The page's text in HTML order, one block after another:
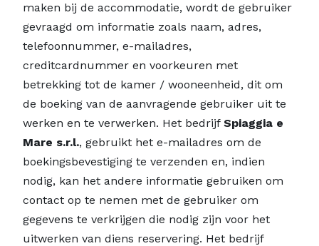
maken bij de accommodatie, wordt de gebruiker
gevraagd om informatie zoals naam, adres,
telefoonnummer, e-mailadres,
creditcardnummer en voorkeuren met
betrekking tot de kamer / wooneenheid, dit om
de boeking van de aanvragende gebruiker uit te
werken en te verwerken. Het bedrijf Spiaggia e
Mare s.r.l., gebruikt het e-mailadres om de
boekingsbevestiging te verzenden en, indien
nodig, kan het andere informatie gebruiken om
contact op te nemen met de gebruiker om
gegevens te verkrijgen die nodig zijn voor het
uitwerken van diens reservering. Het bedrijf